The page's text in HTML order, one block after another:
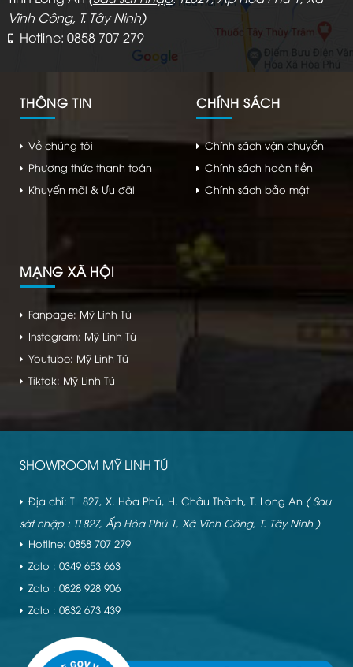
Vĩnh Công, T. Tây Ninh)
Hotline: 0858 707 279
THÔNG TIN
Về chúng tôi
Phương thức thanh toán
Khuyến mãi & Ưu đãi
CHÍNH SÁCH
Chính sách vận chuyển
Chính sách hoàn tiền
Chính sách bảo mật
MẠNG XÃ HỘI
Fanpage: Mỹ Linh Tú
Instagram: Mỹ Linh Tú
Youtube: Mỹ Linh Tú
Tiktok: Mỹ Linh Tú
SHOWROOM MỸ LINH TÚ
Địa chỉ: TL 827, X. Hòa Phú, H. Châu Thành, T. Long An ( Sau
sát nhập : TL827, Ấp Hòa Phú 1, Xã Vĩnh Công, T. Tây Ninh )
Hotline: 0858 707 279
Zalo : 0349 653 663
Zalo : 0828 928 906
Zalo : 0832 673 439